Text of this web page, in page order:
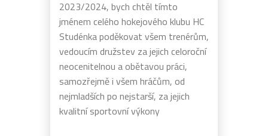
2023/2024, bych chtěl tímto
jménem celého hokejového klubu HC
Studénka poděkovat všem trenérům,
vedoucím družstev za jejich celoroční
neocenitelnou a obětavou práci,
samozřejmě i všem hráčům, od
nejmladších po nejstarší, za jejich
kvalitní sportovní výkony